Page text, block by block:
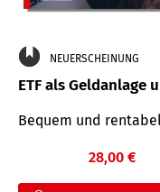
NEUERSCHEINUNG
ETF als Geldanlage
Bequem und
28,00 €